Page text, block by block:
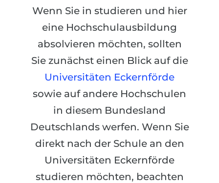
Portfolio
GEOGRAFIE
Bundesländer
Städte
Studienfächer
Beispiel-Stellenangebote
1. Studienjahr
2.–3. Studienjahr
Bachelorabschluss
Masterabschluss
BEWERBEN FÜR FACHRICHTUNG …
Medizin
Wenn Sie in studieren und hier
eine Hochschulausbildung
absolvieren möchten, sollten
Sie zunächst einen Blick auf die
Universitäten Eckernförde
sowie auf andere Hochschulen
in diesem Bundesland
Deutschlands werfen. Wenn Sie
direkt nach der Schule an den
Universitäten Eckernförde
studieren möchten, beachten